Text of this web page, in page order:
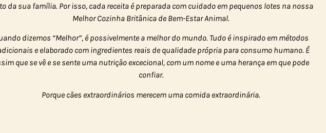
da sua família. Por isso, cada receita é preparada com cuidado em pequenos lotes na nossa
Melhor Cozinha Britânica de Bem-Estar Animal.
dizemos “Melhor”, é possivelmente a melhor do mundo. Tudo é inspirado em métodos
e elaborado com ingredientes reais de qualidade própria para consumo humano. É
que se vê e se sente uma nutrição excecional, com um nome e uma herança em que pode
confiar.
Porque cães extraordinários merecem uma comida extraordinária.